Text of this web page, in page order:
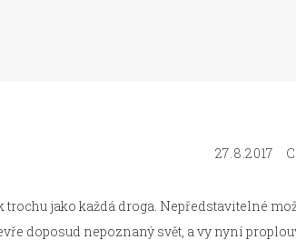
27.8.2017
trochu jako každá droga. Nepředstavitelné
doposud nepoznaný svět, a vy nyní